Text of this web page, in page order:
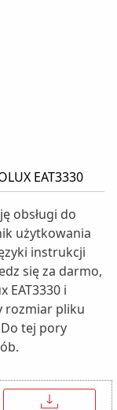
EAT3330
obsługi do
użytkowania
instrukcji
się za darmo,
EAT3330 i
rozmiar pliku
tej pory
↓